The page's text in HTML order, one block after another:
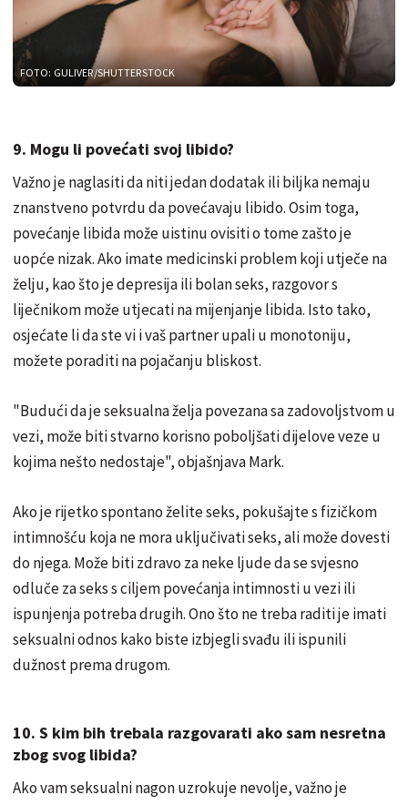
FOTO: GULIVER/SHUTTERSTOCK
9. Mogu li povećati svoj libido?
Važno je naglasiti da niti jedan dodatak ili biljka nemaju
znanstveno potvrdu da povećavaju libido. Osim toga,
povećanje libida može uistinu ovisiti o tome zašto je
uopće nizak. Ako imate medicinski problem koji utječe na
želju, kao što je depresija ili bolan seks, razgovor s
liječnikom može utjecati na mijenjanje libida. Isto tako,
osjećate li da ste vi i vaš partner upali u monotoniju,
možete poraditi na pojačanju bliskost.
"Budući da je seksualna želja povezana sa zadovoljstvom u
vezi, može biti stvarno korisno poboljšati dijelove veze u
kojima nešto nedostaje", objašnjava Mark.
Ako je rijetko spontano želite seks, pokušajte s fizičkom
intimnošću koja ne mora uključivati seks, ali može dovesti
do njega. Može biti zdravo za neke ljude da se svjesno
odluče za seks s ciljem povećanja intimnosti u vezi ili
ispunjenja potreba drugih. Ono što ne treba raditi je imati
seksualni odnos kako biste izbjegli svađu ili ispunili
dužnost prema drugom.
10. S kim bih trebala razgovarati ako sam nesretna
zbog svog libida?
Ako vam seksualni nagon uzrokuje nevolje, važno je